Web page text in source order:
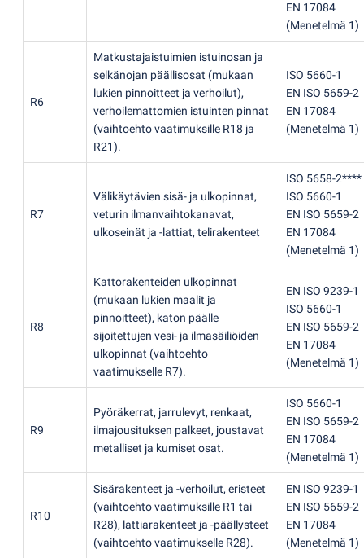
EN 17084
(Menetelmä 1)
R6
Matkustajaistuimien istuinosan ja
selkänojan päällisosat (mukaan
lukien pinnoitteet ja verhoilut),
verhoilemattomien istuinten pinnat
(vaihtoehto vaatimuksille R18 ja
R21).
ISO 5660-1
EN ISO 5659-2
EN 17084
(Menetelmä 1)
R7
Välikäytävien sisä- ja ulkopinnat,
veturin ilmanvaihtokanavat,
ulkoseinät ja -lattiat, telirakenteet
ISO 5658-2****
ISO 5660-1
EN ISO 5659-2
EN 17084
(Menetelmä 1)
R8
Kattorakenteiden ulkopinnat
(mukaan lukien maalit ja
pinnoitteet), katon päälle
sijoitettujen vesi- ja ilmasäiliöiden
ulkopinnat (vaihtoehto
vaatimukselle R7).
EN ISO 9239-1
ISO 5660-1
EN ISO 5659-2
EN 17084
(Menetelmä 1)
R9
Pyöräkerrat, jarrulevyt, renkaat,
ilmajousituksen palkeet, joustavat
metalliset ja kumiset osat.
ISO 5660-1
EN ISO 5659-2
EN 17084
(Menetelmä 1)
R10
Sisärakenteet ja -verhoilut, eristeet
(vaihtoehto vaatimuksille R1 tai
R28), lattiarakenteet ja -päällysteet
(vaihtoehto vaatimukselle R28).
EN ISO 9239-1
EN ISO 5659-2
EN 17084
(Menetelmä 1)